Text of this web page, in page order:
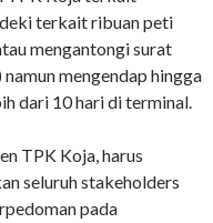
terkait ribuan peti
mengantongi surat
mengendap hingga
dari 10 hari di terminal.
TPK Koja, harus
seluruh stakeholders
pada